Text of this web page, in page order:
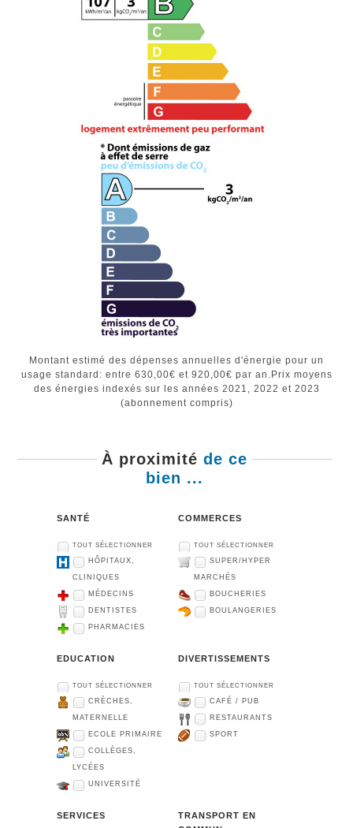
Montant estimé des dépenses annuelles d'énergie pour un
usage standard: entre 630,00€ et 920,00€ par an.Prix moyens
des énergies indexés sur les années 2021, 2022 et 2023
(abonnement compris)
À proximitéde ce
bien ...
SANTÉ
TOUT SÉLECTIONNER
HÔPITAUX,
CLINIQUES
MÉDECINS
DENTISTES
PHARMACIES
COMMERCES
TOUT SÉLECTIONNER
SUPER/HYPER
MARCHÉS
BOUCHERIES
BOULANGERIES
EDUCATION
TOUT SÉLECTIONNER
CRÈCHES,
MATERNELLE
ECOLE PRIMAIRE
COLLÈGES,
LYCÉES
UNIVERSITÉ
DIVERTISSEMENTS
TOUT SÉLECTIONNER
CAFÉ / PUB
RESTAURANTS
SPORT
SERVICES
TRANSPORT EN